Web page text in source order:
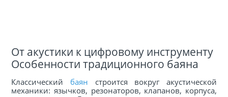
От акустики к цифровому инструменту
Особенности традиционного баяна
Классический баян строится вокруг акустической
механики: язычков, резонаторов, клапанов, корпуса,